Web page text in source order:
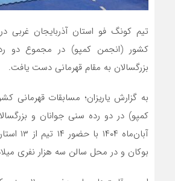
تیم کونگ فو استان آذربایجان غربی
کشور (انجمن کمپو) در مجموع دو
بزرگسالان به مقام قهرمانی دست یافت.
به گزارش یاریزان؛ مسابقات قهرمانی
آبان‌ماه
بوکان و در محل سالن سه هزار نفری